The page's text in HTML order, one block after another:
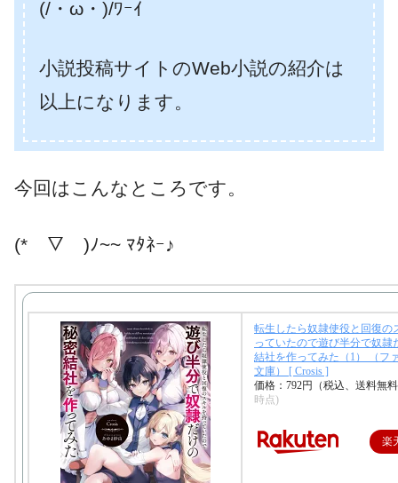
(/・ω・)/ﾜｰｲ
小説投稿サイトのWeb小説の紹介は
以上になります。
今回はこんなところです。
(*￣▽￣)ﾉ~~ ﾏﾀﾈｰ♪
転生したら奴隷使役と回復の
っていたので遊び半分で奴隷
結社を作ってみた（1） （フ
文庫） [ Crosis ]
価格：792円（税込、送料無
時点)
楽